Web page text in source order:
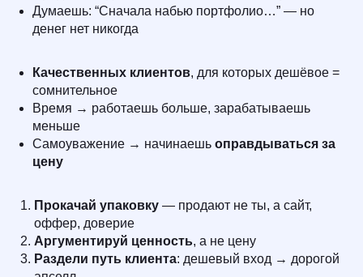
Думаешь: “Сначала набью портфолио…” — но
денег нет никогда
Качественных клиентов, для которых дешёвое =
сомнительное
Время → работаешь больше, зарабатываешь
меньше
Самоуважение → начинаешь оправдываться за
цену
Прокачай упаковку — продают не ты, а сайт,
оффер, доверие
Аргументируй ценность, а не цену
Раздели путь клиента: дешевый вход → дорогой